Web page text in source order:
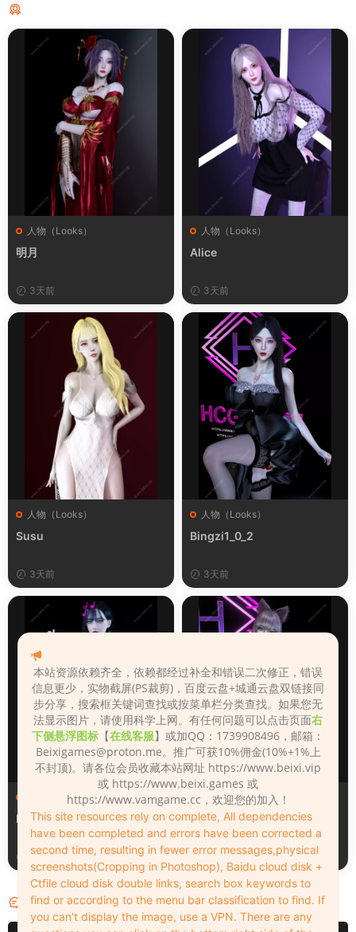
人物（Looks）
明月
3天前
人物（Looks）
Alice
3天前
人物（Looks）
Susu
3天前
人物（Looks）
Bingzi1_0_2
3天前
人物（Looks）
Monica_2_2_2
3天前
人物（Looks）
Lizhen2025
4天前
评论 0
本站资源依赖齐全，依赖都经过补全和错误二次修正，错误
信息更少，实物截屏(PS裁剪)，百度云盘+城通云盘双链接同
步分享，搜索框关键词查找或按菜单栏分类查找。如果您无
法显示图片，请使用科学上网。有任何问题可以点击页面右
下侧悬浮图标 【在线客服】或加QQ：1739908496，邮箱：
Beixigames@proton.me。推广可获10%佣金(10%+1%上
不封顶)。请各位会员收藏本站网址 https://www.beixi.vip
或 https://www.beixi.games 或
https://www.vamgame.cc，欢迎您的加入！
This site resources rely on complete, All dependencies
have been completed and errors have been corrected a
second time, resulting in fewer error messages,physical
screenshots(Cropping in Photoshop), Baidu cloud disk +
Ctfile cloud disk double links, search box keywords to
find or according to the menu bar classification to find. If
you can't display the image, use a VPN. There are any